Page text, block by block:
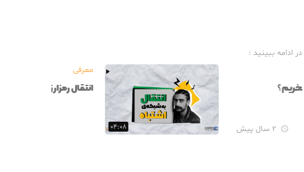
در ادامه ببینید :
۰۵:۳۳
چرا جای دلار تتر بخریم؟